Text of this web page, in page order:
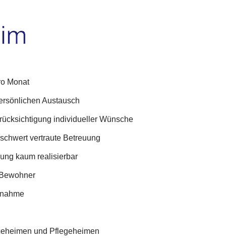
Monat
Austausch
individueller Wünsche
vertraute Betreuung
kaum realisierbar
und Pflegeheimen